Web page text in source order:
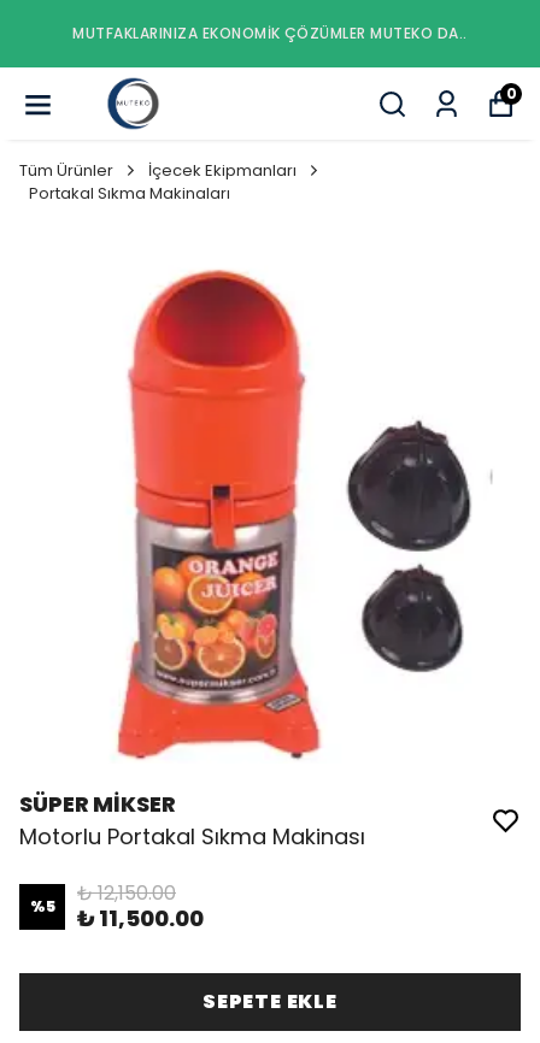
MUTEKO DA.. MUTFAKLARINIZA EKONOMIK
0
Tüm Ürünler
İçecek Ekipmanları
Portakal Sıkma Makinaları
SÜPER MİKSER
Motorlu Portakal Sıkma Makinası
%5 ₺ 12,150.00
₺ 11,500.00
SEPETE EKLE